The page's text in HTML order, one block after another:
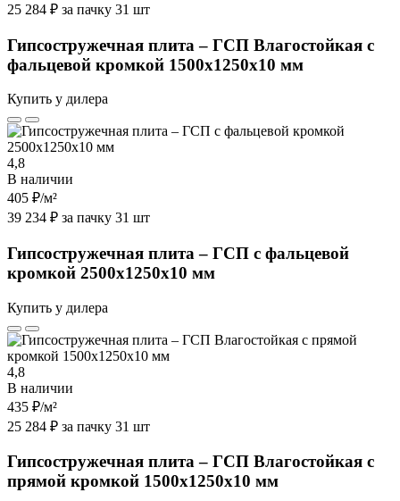
25 284 ₽ за пачку 31 шт
Гипсостружечная плита – ГСП Влагостойкая с
фальцевой кромкой 1500х1250х10 мм
Купить у дилера
4,8
В наличии
405 ₽/м²
39 234 ₽ за пачку 31 шт
Гипсостружечная плита – ГСП с фальцевой
кромкой 2500х1250х10 мм
Купить у дилера
4,8
В наличии
435 ₽/м²
25 284 ₽ за пачку 31 шт
Гипсостружечная плита – ГСП Влагостойкая с
прямой кромкой 1500х1250х10 мм